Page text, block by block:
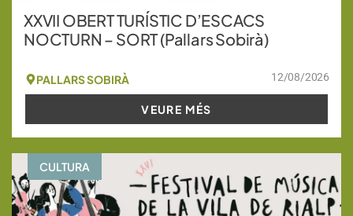
XXVII OBERT TURÍSTIC D’ESCACS
NOCTURN – SORT (Pallars Sobirà)
PALLARS SOBIRÀ 12/08/2026
VEURE MÉS
CULTURA